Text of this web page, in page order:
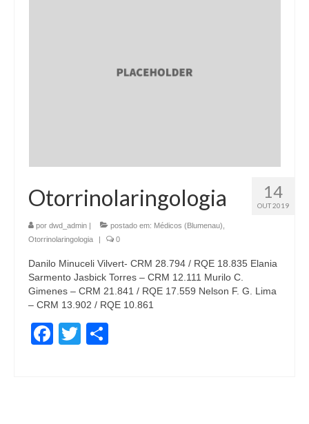
14
OUT 2019
Otorrinolaringologia
por dwd_admin | postado em: Médicos (Blumenau)
Otorrinolaringologia
| 0
Danilo Minuceli Vilvert- CRM 28.794 / RQE 18.835 Elania
Sarmento Jasbick Torres – CRM 12.111 Murilo C.
Gimenes – CRM 21.841 / RQE 17.559 Nelson F. G. Lima
– CRM 13.902 / RQE 10.861
Facebook
Twitter